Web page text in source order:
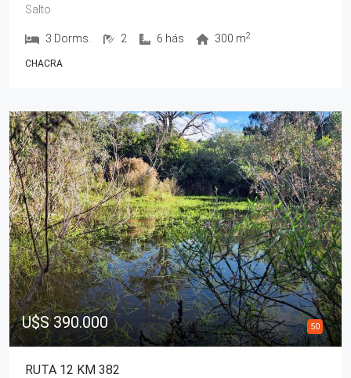
Salto
3 Dorms. 2 6 hás 300 m2
CHACRA
U$S 390.000 50
RUTA 12 KM 382